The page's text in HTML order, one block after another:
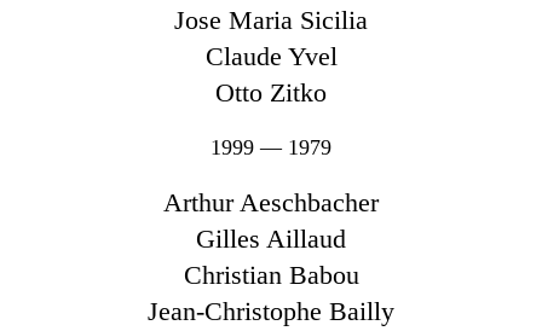
Jose Maria Sicilia
Claude Yvel
Otto Zitko
1999 — 1979
Arthur Aeschbacher
Gilles Aillaud
Christian Babou
Jean-Christophe Bailly